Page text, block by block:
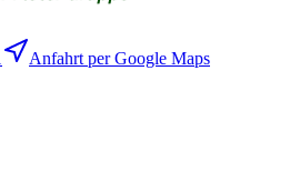
Anfahrt per Google Maps